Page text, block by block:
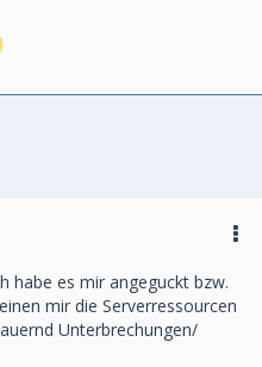
habe es mir angeguckt bzw.
mir die Serverressourcen
Unterbrechungen/